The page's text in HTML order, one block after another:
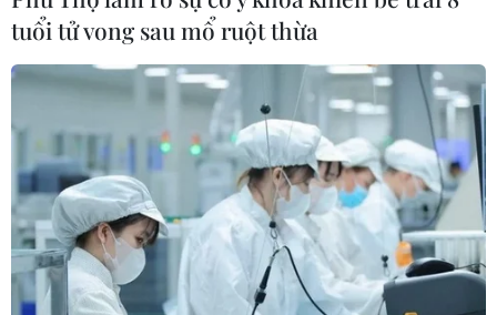
tuổi tử vong sau mổ ruột thừa